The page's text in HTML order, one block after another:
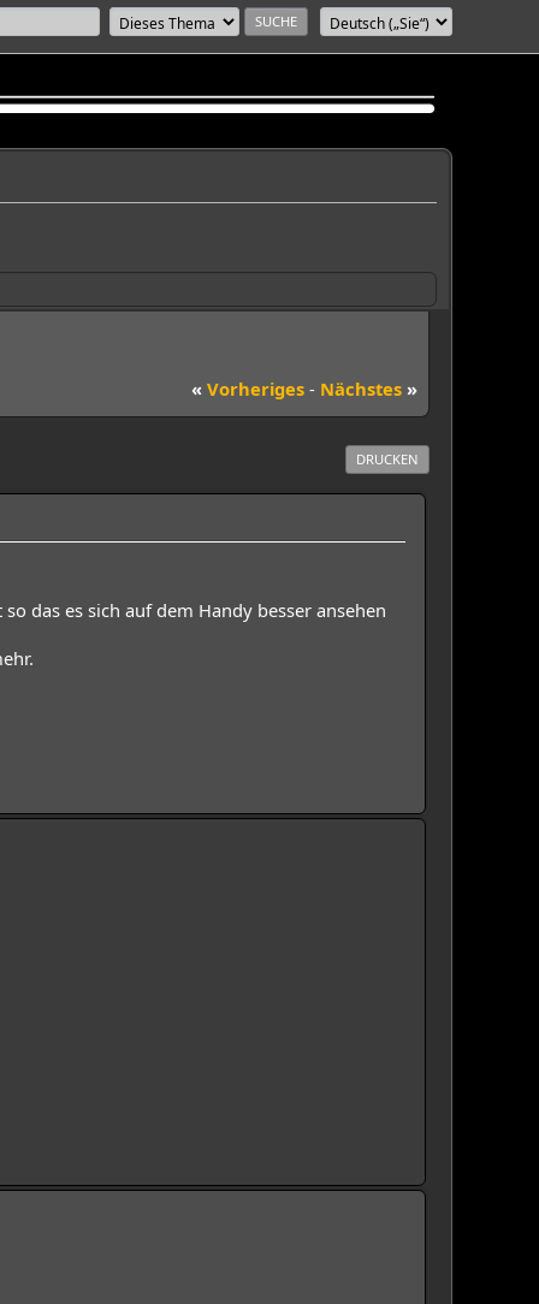
« Vorheriges - Nächstes »
DRUCKEN
das es sich auf dem Handy besser ansehen